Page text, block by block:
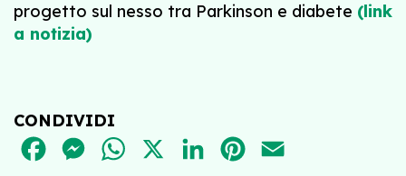
progetto sul nesso tra Parkinson e diabete (link
a notizia)
CONDIVIDI
FACEBOOKMESSENGER
WHATSAPPLINKEDINPINTEREST